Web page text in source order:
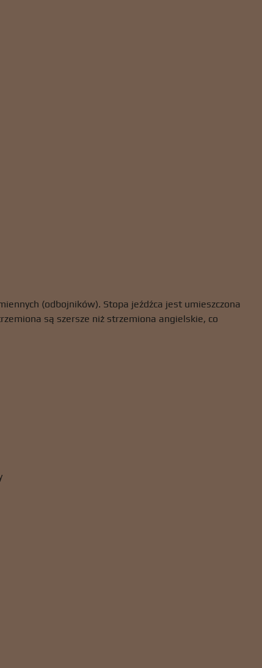
(odbojników). Stopa jeźdźca jest umieszczona
są szersze niż strzemiona angielskie, co